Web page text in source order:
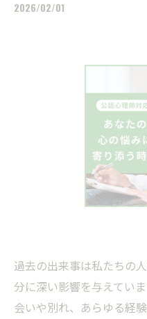
2026/02/01
過去の出来事は私たちの
分に深い影響を与えてい
会いや別れ、あらゆる経